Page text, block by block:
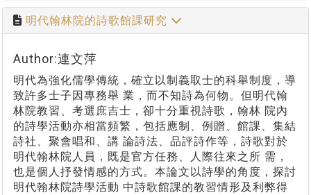
明代翰林院的詩歌館課研究
Author:連文萍
明代為強化儒學傳統，確立以制義取士的科舉制度，導
致許多士子因專務舉 業，而不知詩為何物。但明代翰
林院教習、考選庶吉士，卻十分重視詩歌，翰林 院內
的詩學活動亦相當頻繁，包括應制、例贈、館課、集結
詩社、聚會唱和、講 論詩法、品評詩作等，詩歌對於
明代翰林院人員，既是官方任務、人際往來之所 需，
也是個人抒發情感的方式。本論文以詩學的角度，探討
明代翰林院詩學活動 中詩歌館課的教習情形及利弊得